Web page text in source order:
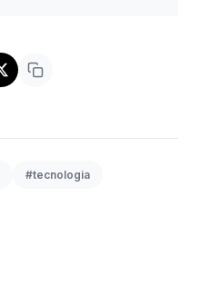
#tecnologia